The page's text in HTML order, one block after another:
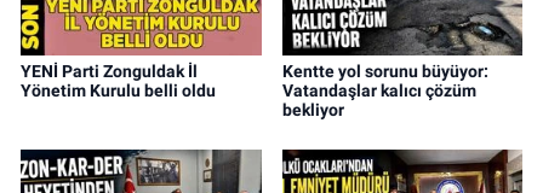
YENİ Parti Zonguldak İl
Yönetim Kurulu belli oldu
Kentte yol sorunu büyüyor:
Vatandaşlar kalıcı çözüm
bekliyor